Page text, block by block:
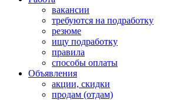
вакансии
требуются на подработку
резюме
ищу подработку
правила
способы оплаты
Объявления
акции, скидки
продам (отдам)